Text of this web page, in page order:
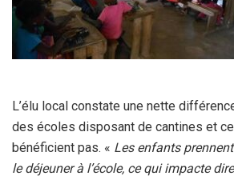
‎L’élu local constate une nette
des écoles disposant de cantines et
bénéficient pas. « Les enfants
le déjeuner à l’école, ce qui impacte